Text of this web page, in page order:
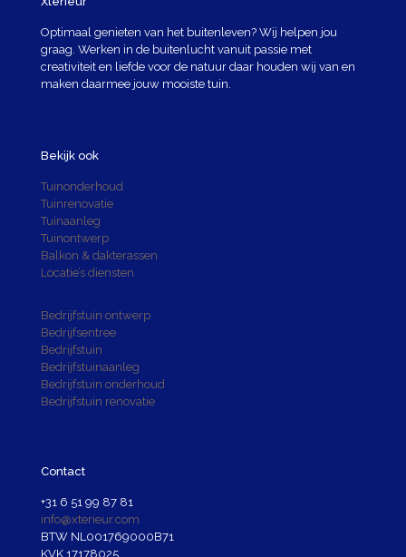
Optimaal genieten van het buitenleven? Wij helpen jou
graag. Werken in de buitenlucht vanuit passie met
creativiteit en liefde voor de natuur daar houden wij van en
maken daarmee jouw mooiste tuin.
Bekijk ook
Tuinonderhoud
Tuinrenovatie
Tuinaanleg
Tuinontwerp
Balkon & dakterassen
Locatie’s diensten
Bedrijfstuin ontwerp
Bedrijfsentree
Bedrijfstuin
Bedrijfstuinaanleg
Bedrijfstuin onderhoud
Bedrijfstuin renovatie
Contact
+31 6 51 99 87 81
info@xterieur.com
BTW NL001769000B71
KVK 17178025